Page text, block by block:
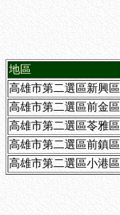
地區
高雄市第二選區新興區
高雄市第二選區前金區
高雄市第二選區苓雅區
高雄市第二選區前鎮區
高雄市第二選區小港區